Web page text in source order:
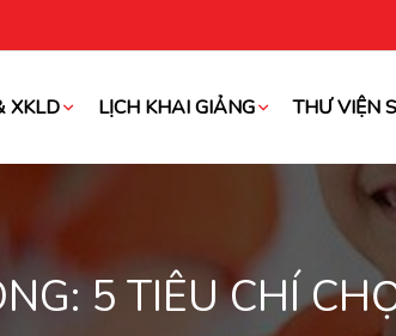
XKLD LỊCH KHAI GIẢNG THƯ VIỆN
5 TIÊU CHÍ